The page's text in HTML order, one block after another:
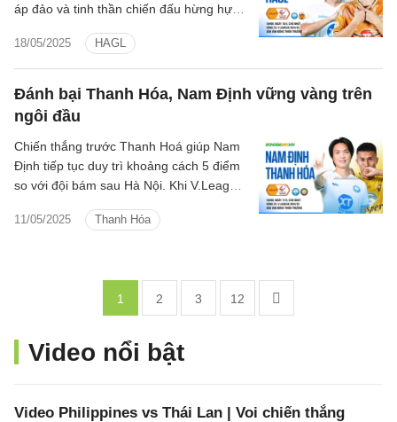
18/05/2025 HAGL
áp đảo và tinh thần chiến đấu hừng hực
tiến thêm một bước dài trên hành trình
chinh phục ngôi vương V.League
2024/25.
Đánh bại Thanh Hóa, Nam Định vững vàng trên
ngôi đầu
11/05/2025 Thanh Hóa
Chiến thắng trước Thanh Hoá giúp Nam
Định tiếp tục duy trì khoảng cách 5 điểm
so với đội bám sau Hà Nội. Khi V.League
chức vô địch V.League lần thứ 2 liên tiếp
1 2 3 12
Video nổi bật
Video Philippines vs Thái Lan | Voi chiến thắng